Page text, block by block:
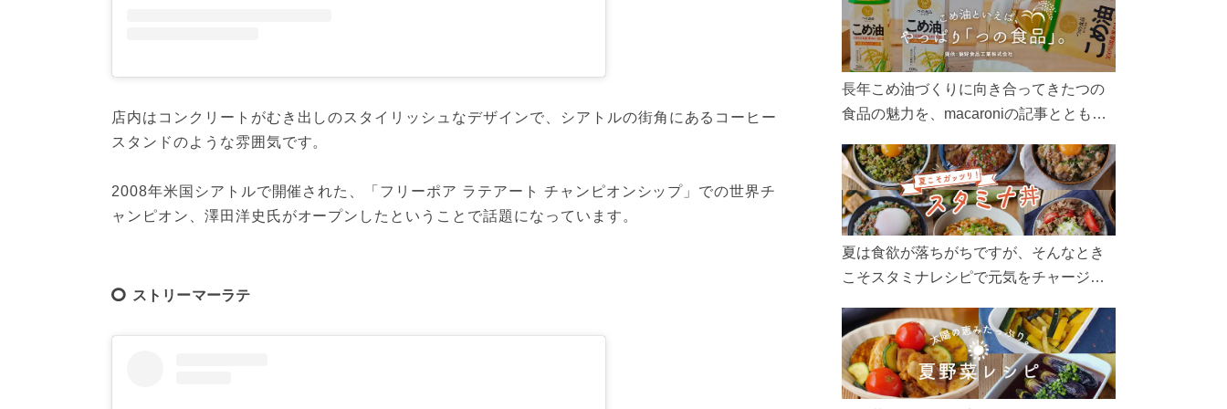
店内はコンクリートがむき出しのスタイリッシュなデザインで、シアトルの街角にあるコーヒー
スタンドのような雰囲気です。
2008年米国シアトルで開催された、「フリーポア ラテアート チャンピオンシップ」での世界チ
ャンピオン、澤田洋史氏がオープンしたということで話題になっています。
ストリーマーラテ
長年こめ油づくりに向き合ってきたつの
食品の魅力を、macaroniの記事とともに
ん、製造現場や品質へのこだわりまで。
こめ油をもっと好きになるコンテンツを
ぜひお楽しみください。
夏は食欲が落ちがちですが、そんなとき
こそスタミナレシピで元気をチャージ！
リ食べて、夏バテを吹き飛ばしましょ
う！